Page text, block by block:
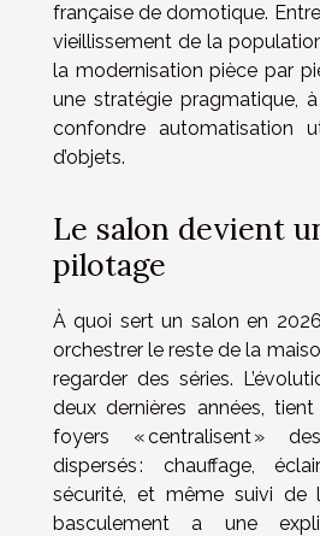
française de domotique.
vieillissement de la
la modernisation pièce par
une stratégie pragmatique,
confondre automatisation
d’objets.
Le salon devient
pilotage
À quoi sert un salon en
orchestrer le reste de la
regarder des séries.
deux dernières années,
foyers « centralisent »
dispersés : chauffage,
sécurité, et même suivi de
basculement a une